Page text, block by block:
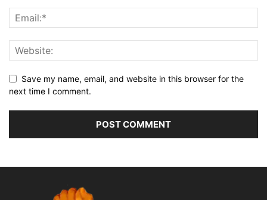
Save my name, email, and website in this browser for the
next time I comment.